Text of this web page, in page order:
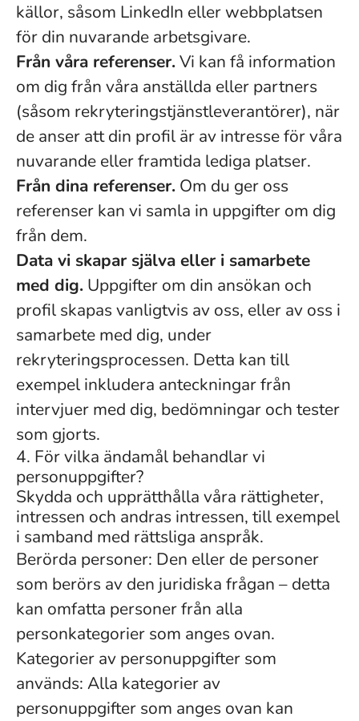
källor, såsom LinkedIn eller webbplatsen
för din nuvarande arbetsgivare.
Från våra referenser.Vi kan få information
om dig från våra anställda eller partners
(såsom rekryteringstjänstleverantörer), när
de anser att din profil är av intresse för våra
nuvarande eller framtida lediga platser.
Från dina referenser. Om du ger oss
referenser kan vi samla in uppgifter om dig
från dem.
Data vi skapar själva eller i samarbete
med dig. Uppgifter om din ansökan och
profil skapas vanligtvis av oss, eller av oss i
samarbete med dig, under
rekryteringsprocessen. Detta kan till
exempel inkludera anteckningar från
intervjuer med dig, bedömningar och tester
som gjorts.
4. För vilka ändamål behandlar vi
personuppgifter?
Skydda och upprätthålla våra rättigheter,
intressen och andras intressen, till exempel
i samband med rättsliga anspråk.
Berörda personer: Den eller de personer
som berörs av den juridiska frågan – detta
kan omfatta personer från alla
personkategorier som anges ovan.
Kategorier av personuppgifter som
används: Alla kategorier av
personuppgifter som anges ovan kan